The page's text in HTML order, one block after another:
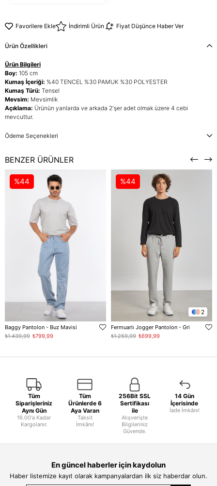
Favorilere Ekle İndirimli Ürün Fiyat Düşünce Haber Ver
Ürün Özellikleri
Ürün Bilgileri
Boy: 105 cm
Kumaş İçeriği: %40 TENCEL %30 PAMUK %30 POLYESTER
Kumaş Türü: Tensel
Mevsim: Mevsimlik
Açıklama: Ürünün yanlarda ve arkada 2'şer adet olmak üzere 4 cebi
mevcuttur.
Ödeme Seçenekleri
BENZER ÜRÜNLER
Baggy Pantolon - Buz Mavisi
₺799,99
₺1.439,99
%44
2
Fermuarlı Jogger Pantolon - Gri
₺699,99
₺1.259,99
%44
Tüm
Siparişleriniz
Aynı Gün
16.00'a Kadar
Kargolanır.
Tüm
Ürünlerde 6
Aya Varan
Taksit
İmkânı!
256Bit SSL
Sertifikası
ile
Alışverişte
Bilgileriniz
Güvende.
14 Gün
İçerisinde
İade İmkânı!
En güncel haberler için kaydolun
Haber listemize kayıt olarak kampanyalardan ilk siz haberdar olun.